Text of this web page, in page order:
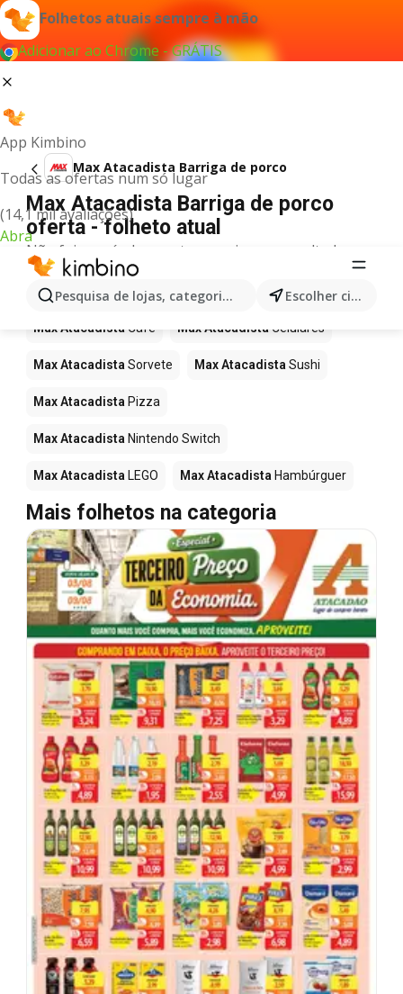
Folhetos atuais sempre à mão
Adicionar ao Chrome - GRÁTIS
App Kimbino
Todas as ofertas num só lugar
(14,1 mil avaliações)
Abra
Pesquisa de lojas, categorias,produtos... Escolher cidade
Max Atacadista Barriga de porco
Max Atacadista Barriga de porco
oferta - folheto atual
Não foi possível encontrar quaisquer resultados
para este termo.
Mais produtos em Max Atacadista
Max Atacadista Café Max Atacadista Celulares
Max Atacadista Sorvete Max Atacadista Sushi
Max Atacadista Pizza
Max Atacadista Nintendo Switch
Max Atacadista LEGO Max Atacadista Hambúrguer
Mais folhetos na categoria